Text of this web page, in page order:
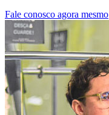
Fale conosco agora mesmo